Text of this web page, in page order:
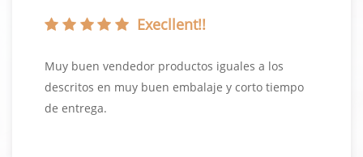
Execllent!!
Muy buen vendedor productos iguales a los
descritos en muy buen embalaje y corto tiempo
de entrega.